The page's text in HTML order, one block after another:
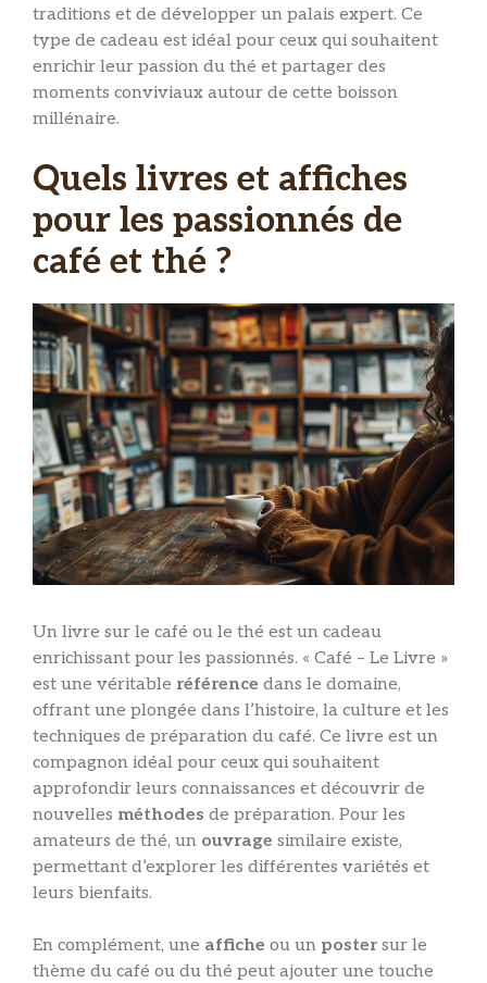
traditions et de développer un palais expert. Ce
type de cadeau est idéal pour ceux qui souhaitent
enrichir leur passion du thé et partager des
moments conviviaux autour de cette boisson
millénaire.
Quels livres et affiches
pour les passionnés de
café et thé ?
Un livre sur le café ou le thé est un cadeau
enrichissant pour les passionnés. « Café – Le Livre »
est une véritable référence dans le domaine,
offrant une plongée dans l’histoire, la culture et les
techniques de préparation du café. Ce livre est un
compagnon idéal pour ceux qui souhaitent
approfondir leurs connaissances et découvrir de
nouvelles méthodes de préparation. Pour les
amateurs de thé, un ouvrage similaire existe,
permettant d’explorer les différentes variétés et
leurs bienfaits.
En complément, une affiche ou un postersur le
thème du café ou du thé peut ajouter une touche